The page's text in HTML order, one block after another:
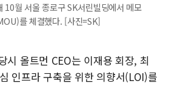
월 서울 종로구 SK서린빌딩에서 메모
를 체결했다. [사진=SK]
시 올트먼 CEO는 이재용 회장, 최
인프라 구축을 위한 의향서(LOI)를